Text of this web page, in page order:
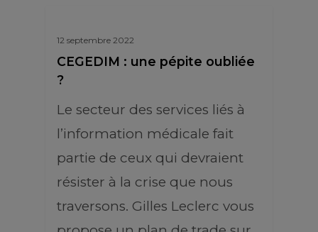
12 septembre 2022
CEGEDIM : une pépite oubliée
?
Le secteur des services liés à
l’information médicale fait
partie de ceux qui devraient
résister à la crise que nous
traversons. Gilles Leclerc vous